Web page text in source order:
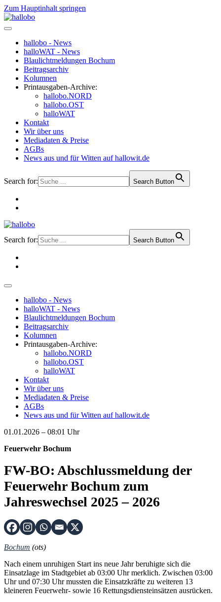
Zum Hauptinhalt springen
hallobo - News
halloWAT - News
Blaulichtmeldungen Bochum
Beitragsarchiv
Kolumnen
Printausgaben-Archive:
hallobo.NORD
hallobo.OST
halloWAT
Kontakt
Wir über uns
Mediadaten & Preise
AGBs
News aus und für Witten auf hallowit.de
Search for: Search Button
Search for: Search Button
hallobo - News
halloWAT - News
Blaulichtmeldungen Bochum
Beitragsarchiv
Kolumnen
Printausgaben-Archive:
hallobo.NORD
hallobo.OST
halloWAT
Kontakt
Wir über uns
Mediadaten & Preise
AGBs
News aus und für Witten auf hallowit.de
01.01.2026 – 08:01 Uhr
Feuerwehr Bochum
FW-BO: Abschlussmeldung der
Feuerwehr Bochum zum
Jahreswechsel 2025 – 2026
Bochum (ots)
Nach einem unruhigen Start ins neue Jahr beruhigte sich die
Einsatzlage im Stadtgebiet ab 03:00 Uhr merklich. Zwischen 03:00
Uhr und 07:30 Uhr mussten die Einsatzkräfte zu weiteren 13
kleineren Feuerwehr- sowie 16 Rettungsdiensteinsätzen ausrücken.